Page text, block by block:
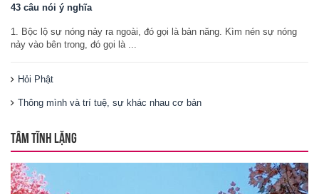
43 câu nói ý nghĩa
1. Bộc lộ sự nóng nảy ra ngoài, đó gọi là bản năng. Kìm nén sự nóng
nảy vào bên trong, đó gọi là ...
Hỏi Phật
Thông mình và trí tuệ, sự khác nhau cơ bản
TÂM TĨNH LẶNG